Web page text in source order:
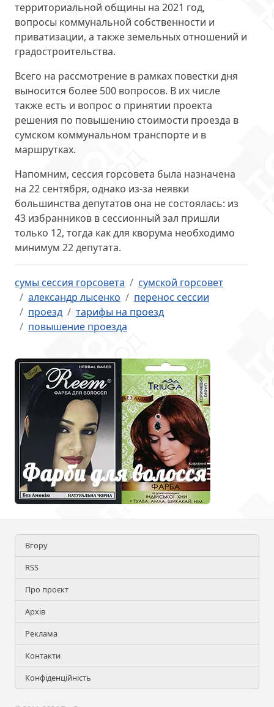
территориальной общины на 2021 год,
вопросы коммунальной собственности и
приватизации, а также земельных отношений и
градостроительства.
Всего на рассмотрение в рамках повестки дня
выносится более 500 вопросов. В их числе
также есть и вопрос о принятии проекта
решения по повышению стоимости проезда в
сумском коммунальном транспорте и в
маршрутках.
Напомним, сессия горсовета была назначена
на 22 сентября, однако из-за неявки
большинства депутатов она не состоялась: из
43 избранников в сессионный зал пришли
только 12, тогда как для кворума необходимо
минимум 22 депутата.
сумы сессия горсовета
сумской горсовет
александр лысенко
перенос сессии
проезд
тарифы на проезд
повышение проезда
Вгору
RSS
Про проєкт
Архів
Реклама
Контакти
Конфіденційність